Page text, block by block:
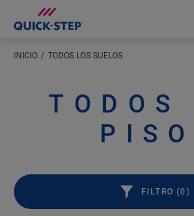
INICIO TODOS LOS SUELOS
TODOS
FILTRO (0)